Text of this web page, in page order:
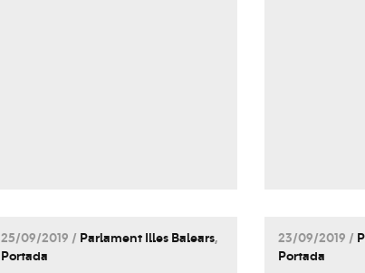
25/09/2019 / Parlament Illes Balears,
Portada
23/09/2019 /
Portada